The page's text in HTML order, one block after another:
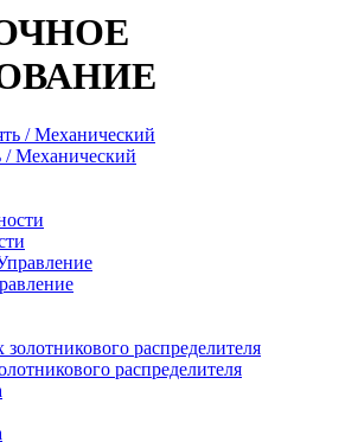
/ Механический
распределителя